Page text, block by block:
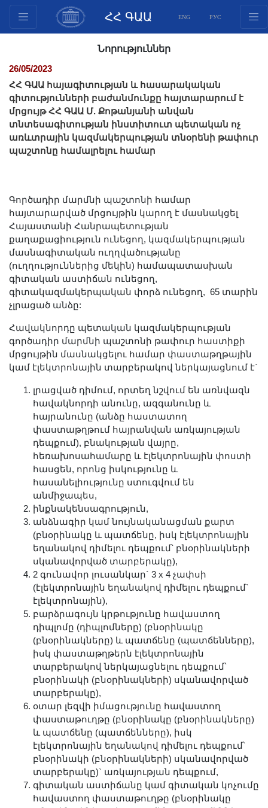
ՀՀ ԳԱԱ ENG РУС
Փաստաթղթեր
Ինովացիոն առաջարկներ
Հրատարակություններ
Հիմնադրամներ
Միջազգային
համագործակցություն
Երիտասարդական
ծրագրեր
Լուսանկարներ
Տեսադարան
Վեբ ռեսուրսներ
Այլ ակադեմիաներ
«Գիտություն» թերթ
«Գիտության աշխարհում»
Հրապարակումներ
մամուլում
Ազդեր
Հոբելյաններ
Համալսարաններ
Նորություններ
Գիտական արդյունքներ
Սփյուռքի գիտնականները
Երիտասարդ գիտնականի
ամբիոն
Մեր երախտավորները
Հայտարարություններ
Կայքի քարտեզ
Որոնում
Նորություններ
26/05/2023
ՀՀ ԳԱԱ հայագիտության և հասարակական
գիտությունների բաժանմունքը հայտարարում է
մրցույթ ՀՀ ԳԱԱ Մ. Քոթանյանի անվան
տնտեսագիտության ինստիտուտ պետական ոչ
առևտրային կազմակերպության տնօրենի թափուր
պաշտոնը համալրելու համար
Գործադիր մարմնի պաշտոնի համար
հայտարարված մրցույթին կարող է մասնակցել
Հայաստանի Հանրապետության
քաղաքացիություն ունեցող, կազմակերպության
մասնագիտական ուղղվածությանը
(ուղղություններից մեկին) համապատասխան
գիտական աստիճան ունեցող,
գիտակազմակերպական փորձ ունեցող, 65 տարին
չլրացած անձը:
Հավակնորդը պետական կազմակերպության
գործադիր մարմնի պաշտոնի թափուր հաստիքի
մրցույթին մասնակցելու համար փաստաթղթային
կամ էլեկտրոնային տարբերակով ներկայացնում է`
լրացված դիմում, որտեղ նշվում են առնվազն
հավակնորդի անունը, ազգանունը և
հայրանունը (անձը հաստատող
փաստաթղթում հայրանվան առկայության
դեպքում), բնակության վայրը,
հեռախոսահամարը և էլեկտրոնային փոստի
հասցեն, որոնց իսկությունը և
հասանելիությունը ստուգվում են
անմիջապես,
ինքնակենսագրություն,
անձնագիր կամ նույնականացման քարտ
(բնօրինակը և պատճենը, իսկ էլեկտրոնային
եղանակով դիմելու դեպքում՝ բնօրինակների
սկանավորված տարբերակը),
2 գունավոր լուսանկար` 3 x 4 չափսի
(էլեկտրոնային եղանակով դիմելու դեպքում`
էլեկտրոնային),
բարձրագույն կրթությունը հավաստող
դիպլոմը (դիպլոմները) (բնօրինակը
(բնօրինակները) և պատճենը (պատճենները),
իսկ փաստաթղթերն էլեկտրոնային
տարբերակով ներկայացնելու դեպքում՝
բնօրինակի (բնօրինակների) սկանավորված
տարբերակը),
օտար լեզվի իմացությունը հավաստող
փաստաթուղթը (բնօրինակը (բնօրինակները)
և պատճենը (պատճենները), իսկ
էլեկտրոնային եղանակով դիմելու դեպքում՝
բնօրինակի (բնօրինակների) սկանավորված
տարբերակը)` առկայության դեպքում,
գիտական աստիճանը կամ գիտական կոչումը
հավաստող փաստաթուղթը (բնօրինակը